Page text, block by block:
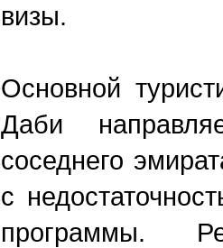
визы.
Основной
Даби
соседнего
с
программы.